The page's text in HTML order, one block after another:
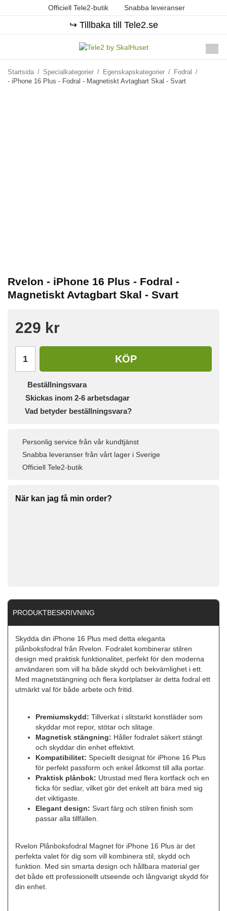
Officiell Tele2-butik Snabba leveranser
↪️ Tillbaka till Tele2.se
Startsida / Specialkategorier / Egenskapskategorier / Fodral
/
- iPhone 16 Plus - Fodral - Magnetiskt Avtagbart Skal - Svart
Rvelon - iPhone 16 Plus - Fodral -
Magnetiskt Avtagbart Skal - Svart
229 kr
KÖP
Beställningsvara
Skickas inom 2-6 arbetsdagar
Vad betyder beställningsvara?
Personlig service från vår kundtjänst
Snabba leveranser från vårt lager i Sverige
Officiell Tele2-butik
När kan jag få min order?
PRODUKTBESKRIVNING
Skydda din iPhone 16 Plus med detta eleganta
plånboksfodral från Rvelon. Fodralet kombinerar stilren
design med praktisk funktionalitet, perfekt för den moderna
användaren som vill ha både skydd och bekvämlighet i ett.
Med magnetstängning och flera kortplatser är detta fodral ett
utmärkt val för både arbete och fritid.
Premiumskydd: Tillverkat i slitstarkt konstläder som
skyddar mot repor, stötar och slitage.
Magnetisk stängning: Håller fodralet säkert stängt
och skyddar din enhet effektivt.
Kompatibilitet: Speciellt designat för iPhone 16 Plus
för perfekt passform och enkel åtkomst till alla portar.
Praktisk plånbok: Utrustad med flera kortfack och en
ficka för sedlar, vilket gör det enkelt att bära med sig
det viktigaste.
Elegant design: Svart färg och stilren finish som
passar alla tillfällen.
Rvelon Plånboksfodral Magnet för iPhone 16 Plus är det
perfekta valet för dig som vill kombinera stil, skydd och
funktion. Med sin smarta design och hållbara material ger
det både ett professionellt utseende och långvarigt skydd för
din enhet.